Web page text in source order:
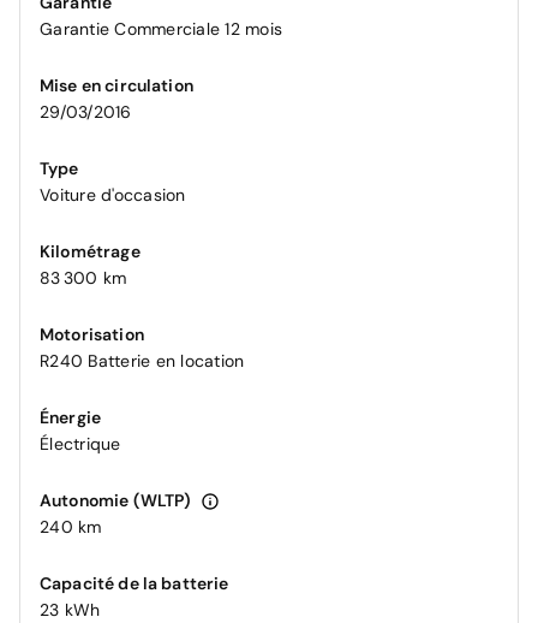
Garantie Commerciale 12 mois
Mise en circulation
29/03/2016
Type
Voiture d'occasion
Kilométrage
83 300 km
Motorisation
R240 Batterie en location
Énergie
Électrique
Autonomie (WLTP)
240 km
Capacité de la batterie
23 kWh